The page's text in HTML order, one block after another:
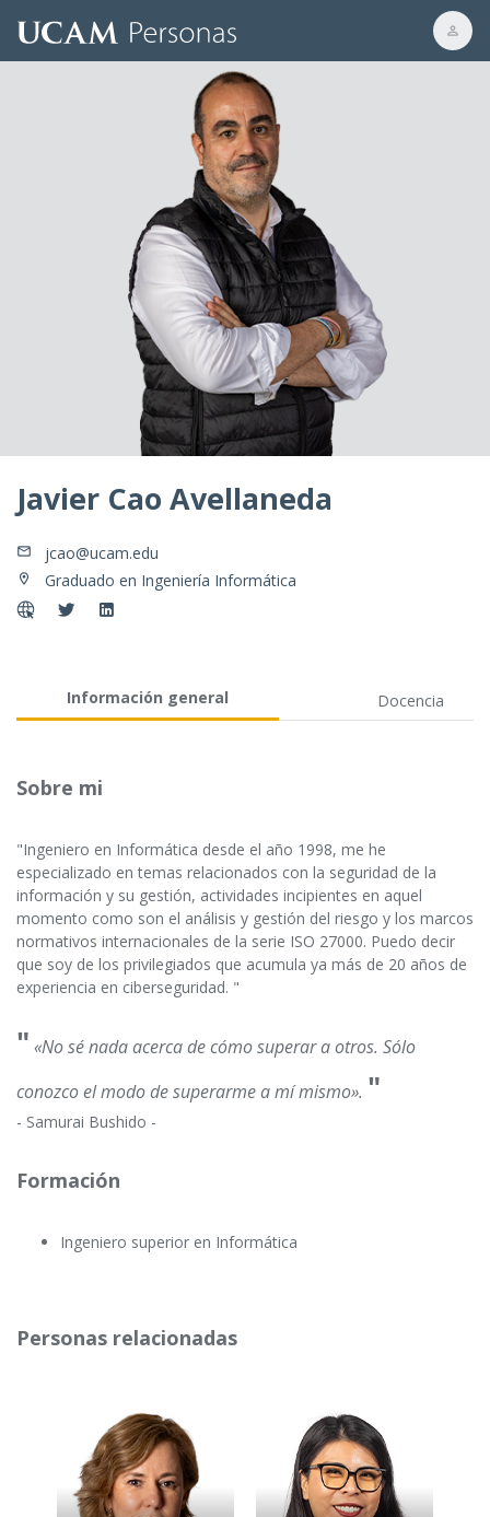
Javier Cao Avellaneda
jcao@ucam.edu
Graduado en Ingeniería Informática
Información general Docencia
Sobre mi
"Ingeniero en Informática desde el año 1998, me he
especializado en temas relacionados con la seguridad de la
información y su gestión, actividades incipientes en aquel
momento como son el análisis y gestión del riesgo y los marcos
normativos internacionales de la serie ISO 27000. Puedo decir
que soy de los privilegiados que acumula ya más de 20 años de
experiencia en ciberseguridad. "
" «No sé nada acerca de cómo superar a otros. Sólo
conozco el modo de superarme a mí mismo». "
- Samurai Bushido -
Formación
Ingeniero superior en Informática
Personas relacionadas